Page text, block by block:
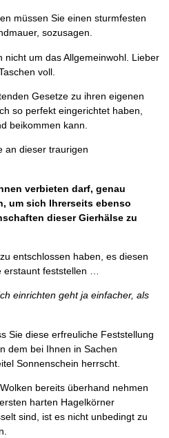
müssen Sie einen sturmfesten
sozusagen.
nicht um das Allgemeinwohl. Lieber
voll.
Gesetze zu ihren eigenen
so perfekt eingerichtet haben,
beikommen kann.
an dieser traurigen
verbieten darf, genau
um sich Ihrerseits ebenso
dieser Gierhälse zu
entschlossen haben, es diesen
feststellen …
einrichten geht ja einfacher, als
Sie diese erfreuliche Feststellung
dem bei Ihnen in Sachen
Sonnenschein herrscht.
bereits überhand nehmen
harten Hagelkörner
sind, ist es nicht unbedingt zu